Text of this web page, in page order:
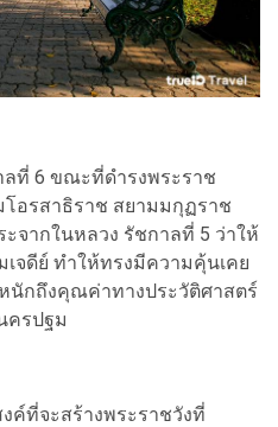
ที่ 6 ขณะที่ดำรงพระราช
โอรสาธิราช สยามมกุฏราช
จากในหลวง รัชกาลที่ 5 ว่าให้
จดีย์ ทำให้ทรงมีความคุ้นเคย
นักถึงคุณค่าทางประวัติศาสตร์
ครปฐม
ที่จะสร้างพระราชวังที่